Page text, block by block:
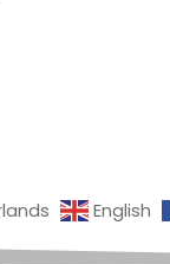
English